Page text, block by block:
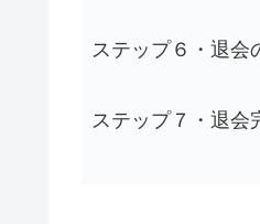
ステップ６・退会
ステップ７・退会